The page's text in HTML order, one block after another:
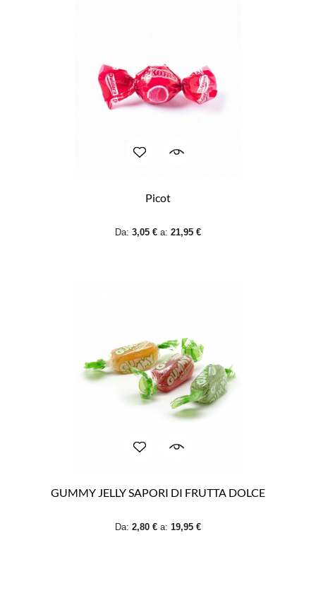
Picot
Da: 3,05 € a: 21,95 €
GUMMY JELLY SAPORI DI FRUTTA DOLCE
Da: 2,80 € a: 19,95 €